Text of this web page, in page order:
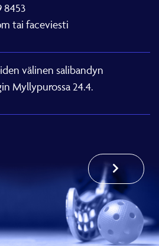
8453
tai faceviesti
välinen salibandyn
Myllypurossa 24.4.